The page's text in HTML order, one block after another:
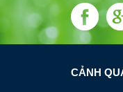
CẢNH